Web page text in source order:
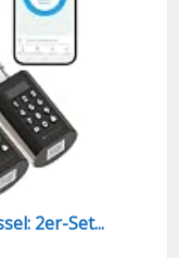
2er-Set...